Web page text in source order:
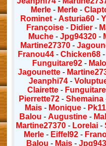
Merle - Merle -
Rominet -Asturia60 -
Françoise- Didier-
Muche -Jpg94320 -
Martine27370 -
Franou44 -Chicken68 -
Funguitare92 -
Jagounette -
Jeanphi74 -
Clairette-
Pierrette72- Shemaina
Mais - Monique -
Balou - Augustine-
Martine27370 - Lorelai -
Merle - Eiffel92 -
Balou - Mais-